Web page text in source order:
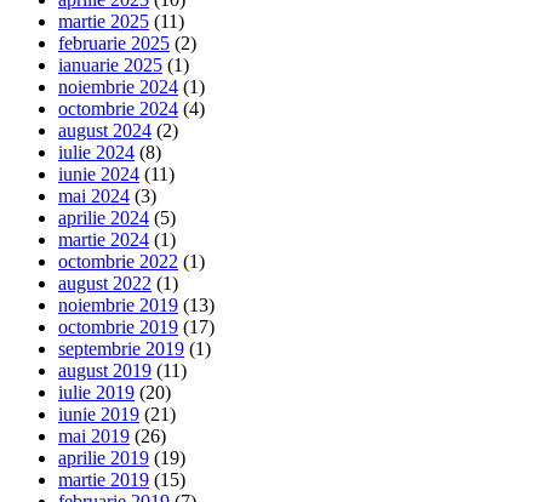
martie 2025 (11)
februarie 2025 (2)
ianuarie 2025 (1)
noiembrie 2024 (1)
octombrie 2024 (4)
august 2024 (2)
iulie 2024 (8)
iunie 2024 (11)
mai 2024 (3)
aprilie 2024 (5)
martie 2024 (1)
octombrie 2022 (1)
august 2022 (1)
noiembrie 2019 (13)
octombrie 2019 (17)
septembrie 2019 (1)
august 2019 (11)
iulie 2019 (20)
iunie 2019 (21)
mai 2019 (26)
aprilie 2019 (19)
martie 2019 (15)